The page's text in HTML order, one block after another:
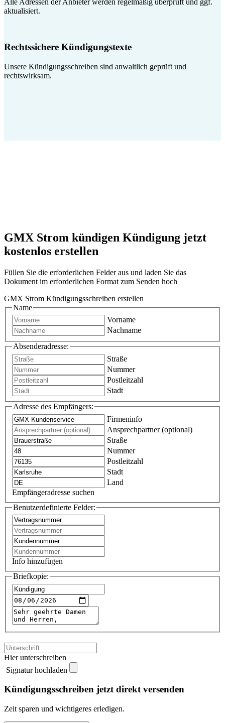
aktualisiert.
Rechtssichere Kündigungstexte
Unsere Kündigungsschreiben sind anwaltlich geprüft und
rechtswirksam.
GMX Strom kündigen Kündigung jetzt
kostenlos erstellen
Füllen Sie die erforderlichen Felder aus und laden Sie das
Dokument im erforderlichen Format zum Senden hoch
GMX Strom Kündigungsschreiben erstellen
Name
Vorname
Nachname
Absenderadresse:
Straße
Nummer
Postleitzahl
Stadt
Adresse des Empfängers:
Firmeninfo
Ansprechpartner (optional)
Straße
Nummer
Postleitzahl
Stadt
Land
Empfängeradresse suchen
Benutzerdefinierte Felder:
Info hinzufügen
Briefkopie:
Hier unterschreiben
Signatur hochladen
Kündigungsschreiben jetzt direkt versenden
Zeit sparen und wichtigeres erledigen.